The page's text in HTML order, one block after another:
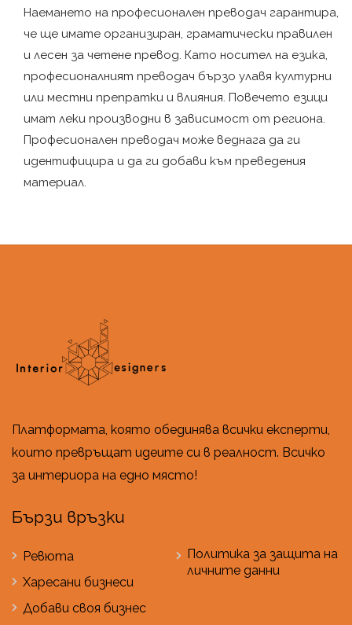
Наемането на професионален преводач гарантира,
че ще имате организиран, граматически правилен
и лесен за четене превод. Като носител на езика,
професионалният преводач бързо улавя културни
или местни препратки и влияния. Повечето езици
имат леки производни в зависимост от региона.
Професионален преводач може веднага да ги
идентифицира и да ги добави към преведения
материал.
Платформата, която обединява всички експерти,
които превръщат идеите си в реалност. Всичко
за интериора на едно място!
Бързи връзки
Ревюта
Харесани бизнеси
Добави своя бизнес
Политика за защита на
личните данни